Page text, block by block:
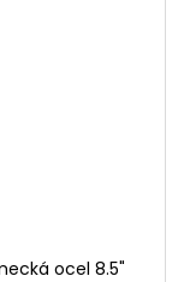
ocel 8.5"